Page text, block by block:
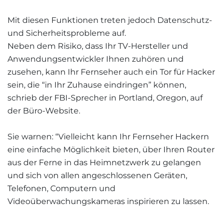
Mit diesen Funktionen treten jedoch Datenschutz-
und Sicherheitsprobleme auf.
Neben dem Risiko, dass Ihr TV-Hersteller und
Anwendungsentwickler Ihnen zuhören und
zusehen, kann Ihr Fernseher auch ein Tor für Hacker
sein, die “in Ihr Zuhause eindringen” können,
schrieb der FBI-Sprecher in Portland, Oregon, auf
der Büro-Website.
Sie warnen: “Vielleicht kann Ihr Fernseher Hackern
eine einfache Möglichkeit bieten, über Ihren Router
aus der Ferne in das Heimnetzwerk zu gelangen
und sich von allen angeschlossenen Geräten,
Telefonen, Computern und
Videoüberwachungskameras inspirieren zu lassen.